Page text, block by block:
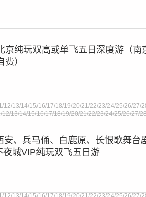
京纯玩双高或单飞五日深度游（南
）
12/13/14/15/16/17/18/19/20/21/22/23/24/25/26/27/
12/13/14/15/16/17/18/19/20/21/22/23/24/25/26/27/
安、兵马俑、白鹿原、长恨歌舞台
城VIP纯玩双飞五日游